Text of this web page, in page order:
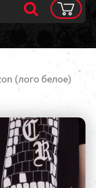
(лого белое)